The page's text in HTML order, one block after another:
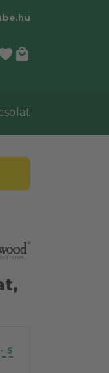
local_mall
S